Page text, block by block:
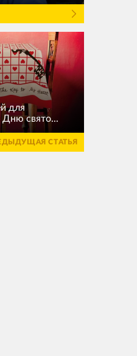
для
Дню свято...
СТАТЬЯ